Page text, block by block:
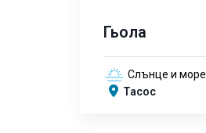
Гьола
Слънце и море
Тасос